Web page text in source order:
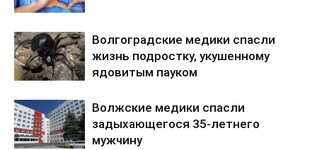
Волгоградские медики спасли
жизнь подростку, укушенному
ядовитым пауком
Волжские медики спасли
задыхающегося 35-летнего
мужчину